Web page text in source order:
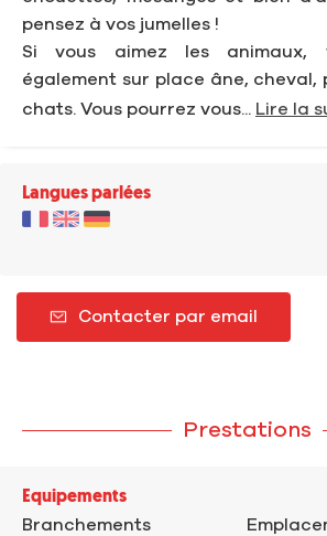
pensez à vos jumelles !
Si vous aimez les animaux,
également sur place âne, cheval,
chats. Vous pourrez vous... Lire la
Langues parlées
Contacter par email
Prestations
Equipements
Branchements